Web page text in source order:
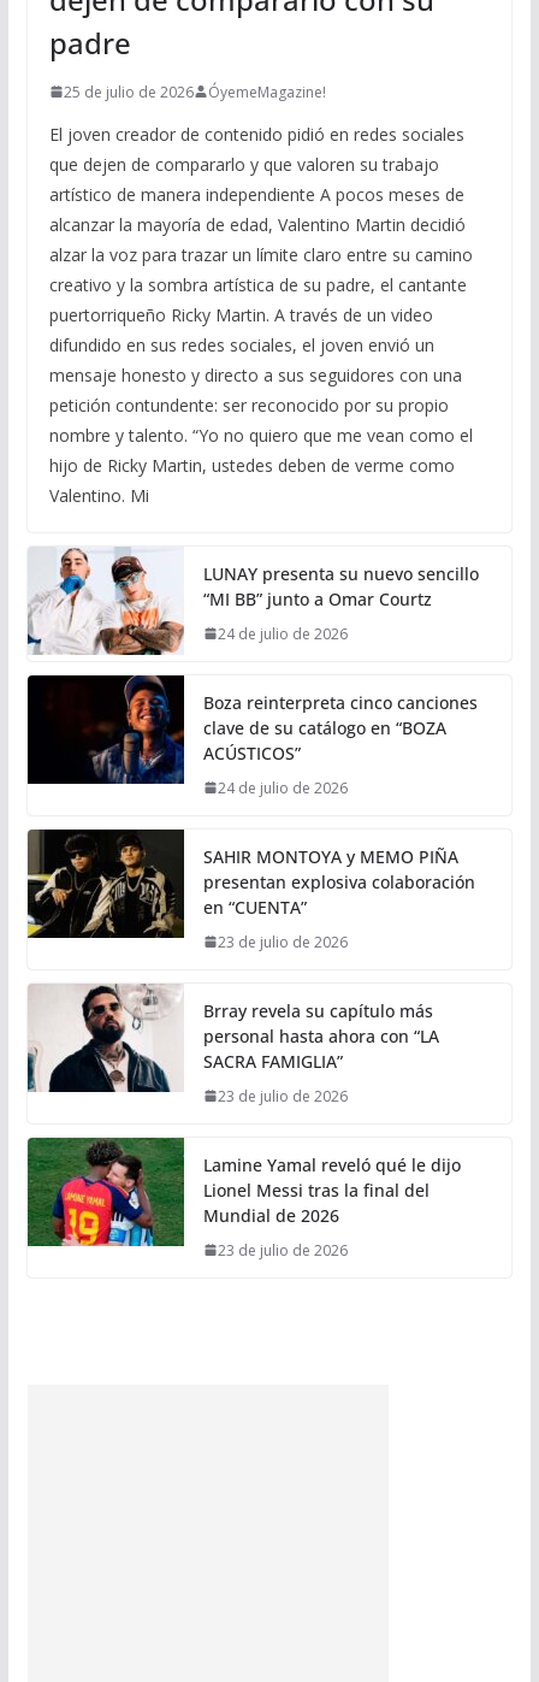
padre
25 de julio de 2026 ÓyemeMagazine!
El joven creador de contenido pidió en redes sociales
que dejen de compararlo y que valoren su trabajo
artístico de manera independiente A pocos meses de
alcanzar la mayoría de edad, Valentino Martin decidió
alzar la voz para trazar un límite claro entre su camino
creativo y la sombra artística de su padre, el cantante
puertorriqueño Ricky Martin. A través de un video
difundido en sus redes sociales, el joven envió un
mensaje honesto y directo a sus seguidores con una
petición contundente: ser reconocido por su propio
nombre y talento. “Yo no quiero que me vean como el
hijo de Ricky Martin, ustedes deben de verme como
Valentino. Mi
LUNAY presenta su nuevo sencillo
“MI BB” junto a Omar Courtz
24 de julio de 2026
Boza reinterpreta cinco canciones
clave de su catálogo en “BOZA
ACÚSTICOS”
24 de julio de 2026
SAHIR MONTOYA y MEMO PIÑA
presentan explosiva colaboración
en “CUENTA”
23 de julio de 2026
Brray revela su capítulo más
personal hasta ahora con “LA
SACRA FAMIGLIA”
23 de julio de 2026
Lamine Yamal reveló qué le dijo
Lionel Messi tras la final del
Mundial de 2026
23 de julio de 2026